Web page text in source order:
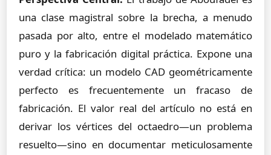
una clase magistral sobre la brecha, a menudo
pasada por alto, entre el modelado matemático
puro y la fabricación digital práctica. Expone una
verdad crítica: un modelo CAD geométricamente
perfecto es frecuentemente un fracaso de
fabricación. El valor real del artículo no está en
derivar los vértices del octaedro—un problema
resuelto—sino en documentar meticulosamente